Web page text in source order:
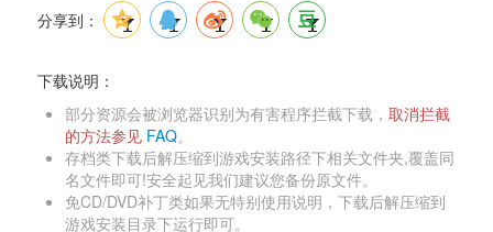
分享到：
下载说明：
部分资源会被浏览器识别为有害程序拦截下载， 取消拦截
的方法参见 FAQ。
存档类下载后解压缩到游戏安装路径下相关文件夹,覆盖同
名文件即可!安全起见我们建议您备份原文件。
免CD/DVD补丁类如果无特别使用说明，下载后解压缩到
游戏安装目录下运行即可。